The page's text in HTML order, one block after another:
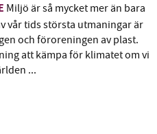
Miljö är så mycket mer än bara
vår tids största utmaningar är
och föroreningen av plast.
att kämpa för klimatet om vi
...